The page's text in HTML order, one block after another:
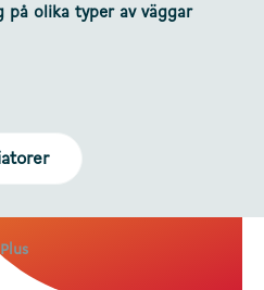
på olika typer av väggar